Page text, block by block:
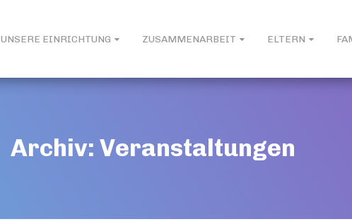
UNSERE EINRICHTUNG ZUSAMMENARBEIT ELTERN
Archiv: Veranstaltungen